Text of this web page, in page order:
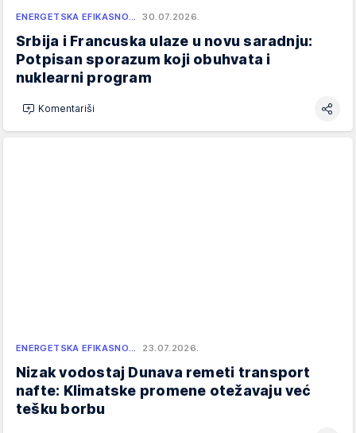
ENERGETSKA EFIKASNO… 30.07.2026.
Srbija i Francuska ulaze u novu saradnju:
Potpisan sporazum koji obuhvata i
nuklearni program
Komentariši
ENERGETSKA EFIKASNO… 23.07.2026.
Nizak vodostaj Dunava remeti transport
nafte: Klimatske promene otežavaju već
tešku borbu